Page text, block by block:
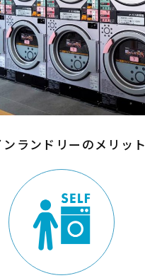
ンランドリーのメリット